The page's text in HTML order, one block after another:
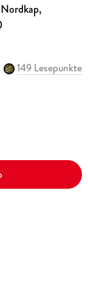
149 Lesepunkte